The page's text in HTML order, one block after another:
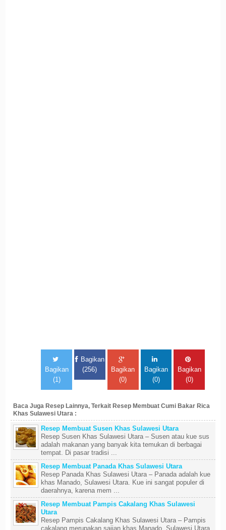
Bagikan
(1)
Bagikan
(256)
Bagikan
(0)
Bagikan
(0)
Bagikan
(0)
Baca Juga Resep Lainnya, Terkait Resep Membuat Cumi Bakar Rica
Khas Sulawesi Utara :
Resep Membuat Susen Khas Sulawesi Utara
Resep Susen Khas Sulawesi Utara – Susen atau kue sus
adalah makanan yang banyak kita temukan di berbagai
tempat. Di pasar tradisi ...
Resep Membuat Panada Khas Sulawesi Utara
Resep Panada Khas Sulawesi Utara – Panada adalah kue
khas Manado, Sulawesi Utara. Kue ini sangat populer di
daerahnya, karena mem ...
Resep Membuat Pampis Cakalang Khas Sulawesi
Utara
Resep Pampis Cakalang Khas Sulawesi Utara – Pampis
cakalang merupakan sajian khas Manado, Sulawesi Utara